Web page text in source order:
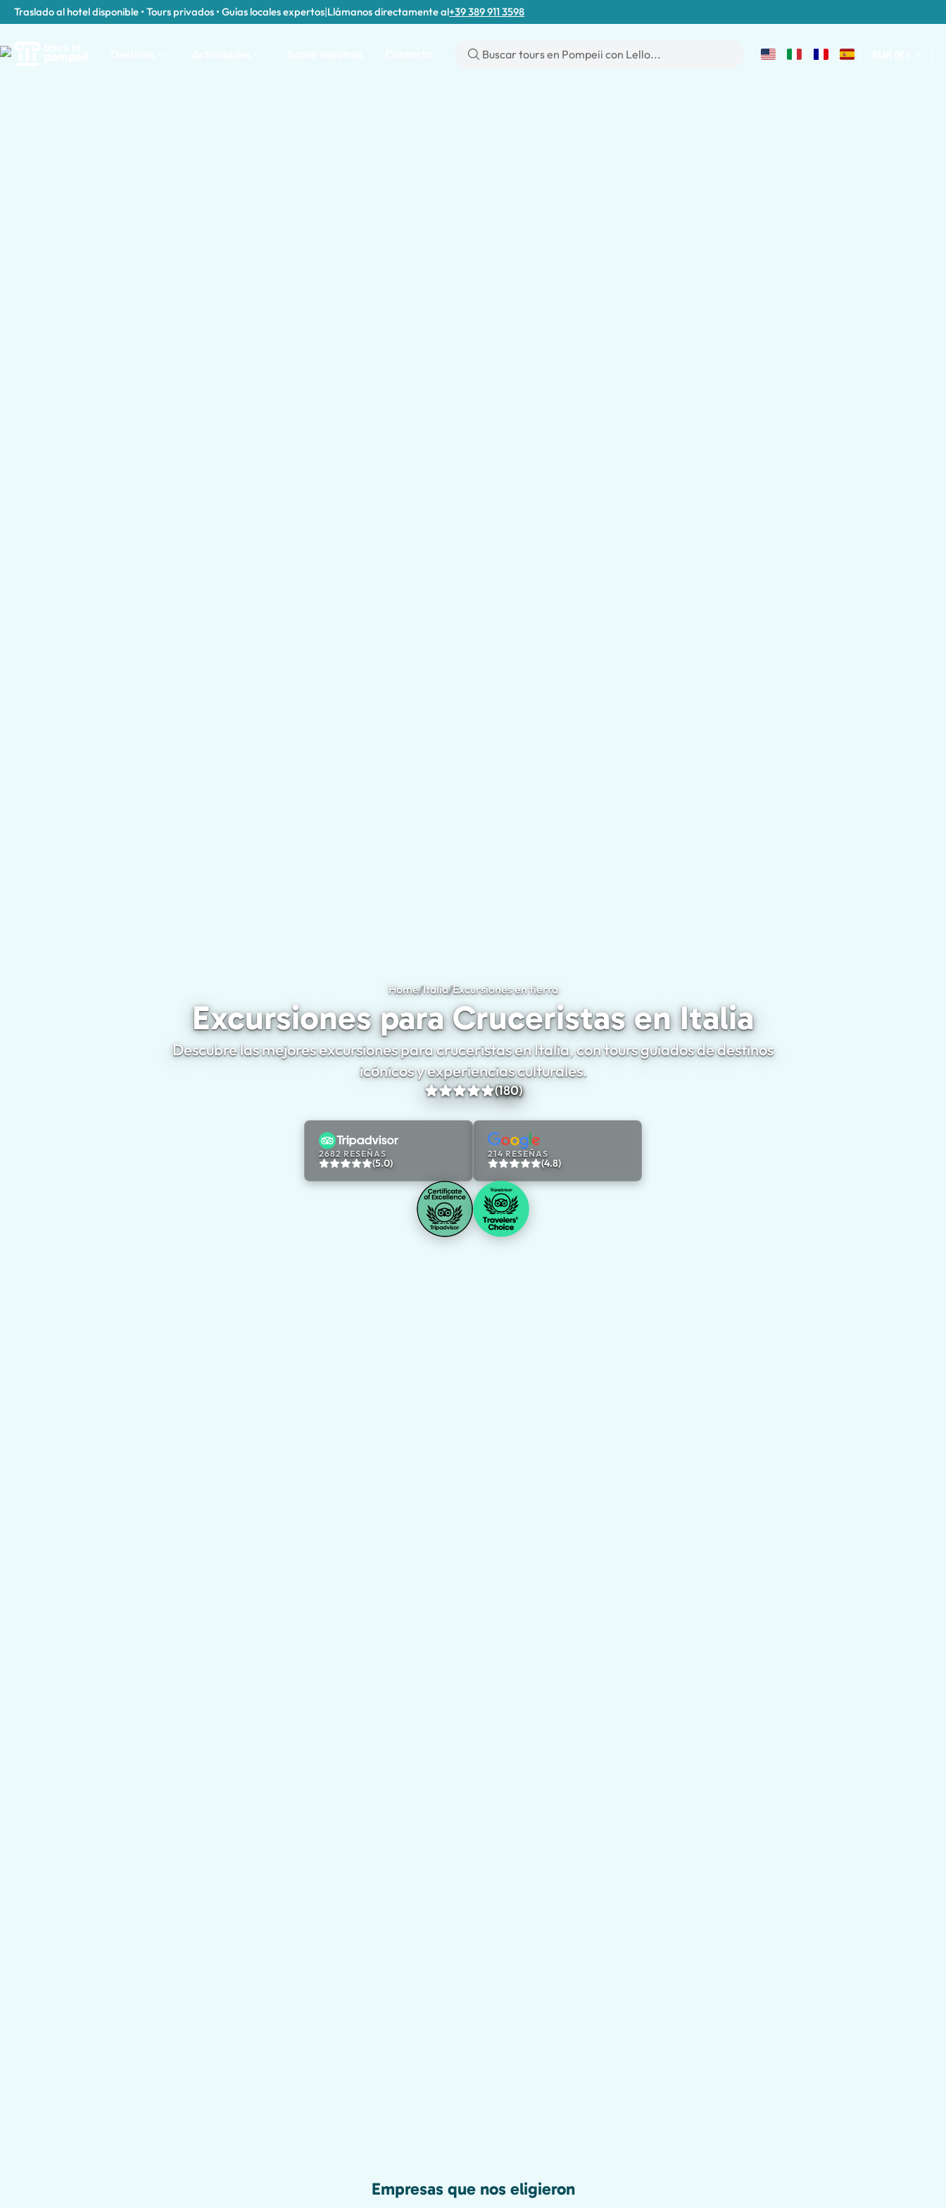
Traslado al hotel disponible • Tours privados • Guías locales expertos|Llámanos directamente al+39 389 911 3598
Home/Italia/Excursiones en tierraExcursiones para Cruceristas en Italia
Excursiones para Cruceristas en Italia
Descubre las mejores excursiones para cruceristas en Italia, con tours guiados de destinos
icónicos y experiencias culturales.
(180)
2682 RESEÑAS
(5.0)
214 RESEÑAS
(4.8)
Empresas que nos eligieron